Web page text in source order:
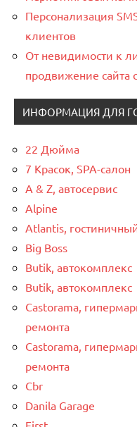
Персонализация
клиентов
От невидимости к
продвижение сайта
ИНФОРМАЦИЯ ДЛЯ
22 Дюйма
7 Красок, SPA-салон
A & Z, автосервис
Alpine
Atlantis,
Big Boss
Butik, автокомплекс
Butik, автокомплекс
Castorama,
ремонта
Castorama,
ремонта
Cbr
Danila Garage